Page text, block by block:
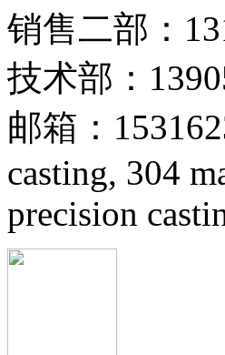
销售二部：
技术部：
邮箱：
casting, 304
precision